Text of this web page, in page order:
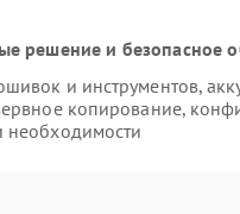
решение и безопасное
и инструментов,
копирование,
необходимости